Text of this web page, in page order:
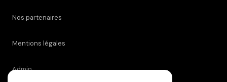
Nos partenaires
Mentions légales
Admin